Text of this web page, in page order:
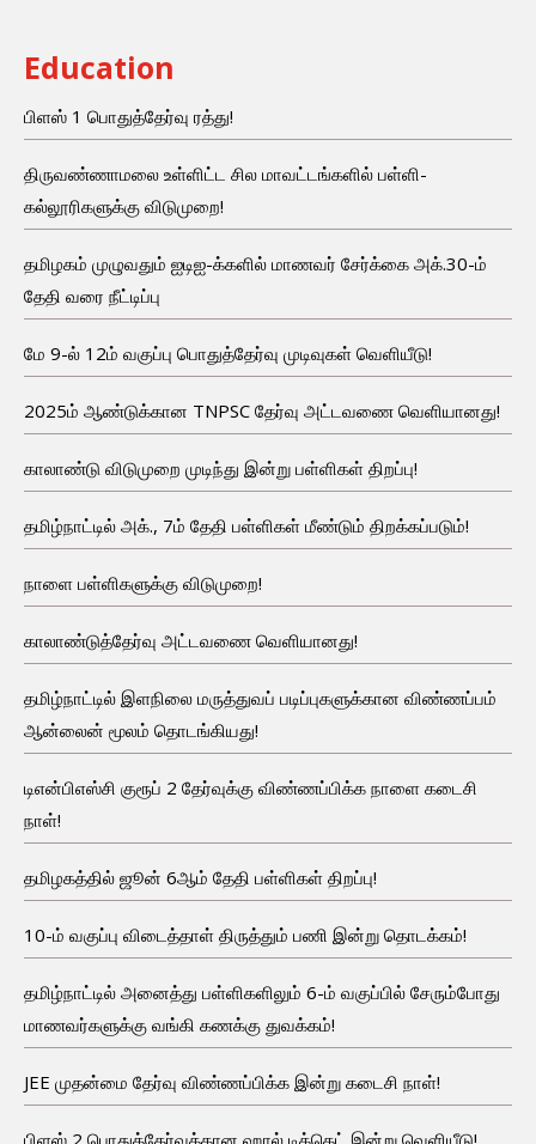
Education
பிளஸ் 1 பொதுத்தேர்வு ரத்து!
திருவண்ணாமலை உள்ளிட்ட சில மாவட்டங்களில் பள்ளி-
கல்லூரிகளுக்கு விடுமுறை!
தமிழகம் முழுவதும் ஐடிஐ-க்களில் மாணவர் சேர்க்கை அக்.30-ம்
தேதி வரை நீட்டிப்பு
மே 9-ல் 12ம் வகுப்பு பொதுத்தேர்வு முடிவுகள் வெளியீடு!
2025ம் ஆண்டுக்கான TNPSC தேர்வு அட்டவணை வெளியானது!
காலாண்டு விடுமுறை முடிந்து இன்று பள்ளிகள் திறப்பு!
தமிழ்நாட்டில் அக்., 7ம் தேதி பள்ளிகள் மீண்டும் திறக்கப்படும்!
நாளை பள்ளிகளுக்கு விடுமுறை!
காலாண்டுத்தேர்வு அட்டவணை வெளியானது!
தமிழ்நாட்டில் இளநிலை மருத்துவப் படிப்புகளுக்கான விண்ணப்பம்
ஆன்லைன் மூலம் தொடங்கியது!
டிஎன்பிஎஸ்சி குரூப் 2 தேர்வுக்கு விண்ணப்பிக்க நாளை கடைசி
நாள்!
தமிழகத்தில் ஜூன் 6ஆம் தேதி பள்ளிகள் திறப்பு!
10-ம் வகுப்பு விடைத்தாள் திருத்தும் பணி இன்று தொடக்கம்!
தமிழ்நாட்டில் அனைத்து பள்ளிகளிலும் 6-ம் வகுப்பில் சேரும்போது
மாணவர்களுக்கு வங்கி கணக்கு துவக்கம்!
JEE முதன்மை தேர்வு விண்ணப்பிக்க இன்று கடைசி நாள்!
பிளஸ் 2 பொதுத்தேர்வுக்கான ஹால் டிக்கெட் இன்று வெளியீடு!